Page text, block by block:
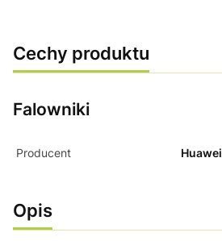
Cechy produktu
Falowniki
Producent Huawei
Opis